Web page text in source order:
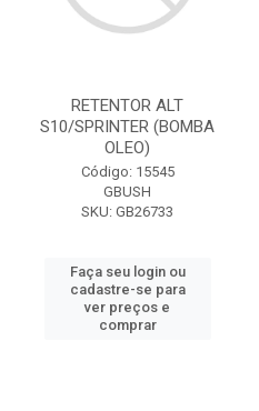
RETENTOR ALT
S10/SPRINTER (BOMBA
OLEO)
Código: 15545
GBUSH
SKU: GB26733
Faça seu login ou
cadastre-se para
ver preços e
comprar